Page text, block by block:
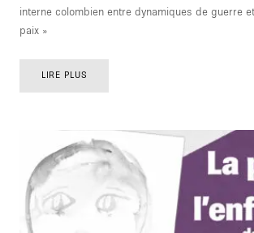
interne colombien entre dynamiques de guerre
paix »
LIRE PLUS